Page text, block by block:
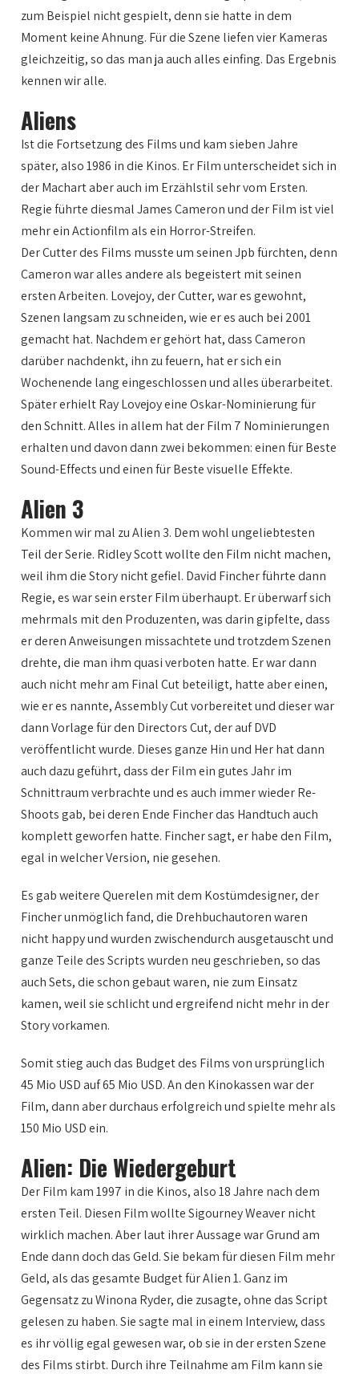
zum Beispiel nicht gespielt, denn sie hatte in dem
Moment keine Ahnung. Für die Szene liefen vier Kameras
gleichzeitig, so das man ja auch alles einfing. Das Ergebnis
kennen wir alle.
Aliens
Ist die Fortsetzung des Films und kam sieben Jahre
später, also 1986 in die Kinos. Er Film unterscheidet sich in
der Machart aber auch im Erzählstil sehr vom Ersten.
Regie führte diesmal James Cameron und der Film ist viel
mehr ein Actionfilm als ein Horror-Streifen.
Der Cutter des Films musste um seinen Jpb fürchten, denn
Cameron war alles andere als begeistert mit seinen
ersten Arbeiten. Lovejoy, der Cutter, war es gewohnt,
Szenen langsam zu schneiden, wie er es auch bei 2001
gemacht hat. Nachdem er gehört hat, dass Cameron
darüber nachdenkt, ihn zu feuern, hat er sich ein
Wochenende lang eingeschlossen und alles überarbeitet.
Später erhielt Ray Lovejoy eine Oskar-Nominierung für
den Schnitt. Alles in allem hat der Film 7 Nominierungen
erhalten und davon dann zwei bekommen: einen für Beste
Sound-Effects und einen für Beste visuelle Effekte.
Alien 3
Kommen wir mal zu Alien 3. Dem wohl ungeliebtesten
Teil der Serie. Ridley Scott wollte den Film nicht machen,
weil ihm die Story nicht gefiel. David Fincher führte dann
Regie, es war sein erster Film überhaupt. Er überwarf sich
mehrmals mit den Produzenten, was darin gipfelte, dass
er deren Anweisungen missachtete und trotzdem Szenen
drehte, die man ihm quasi verboten hatte. Er war dann
auch nicht mehr am Final Cut beteiligt, hatte aber einen,
wie er es nannte, Assembly Cut vorbereitet und dieser war
dann Vorlage für den Directors Cut, der auf DVD
veröffentlicht wurde. Dieses ganze Hin und Her hat dann
auch dazu geführt, dass der Film ein gutes Jahr im
Schnittraum verbrachte und es auch immer wieder Re-
Shoots gab, bei deren Ende Fincher das Handtuch auch
komplett geworfen hatte. Fincher sagt, er habe den Film,
egal in welcher Version, nie gesehen.
Es gab weitere Querelen mit dem Kostümdesigner, der
Fincher unmöglich fand, die Drehbuchautoren waren
nicht happy und wurden zwischendurch ausgetauscht und
ganze Teile des Scripts wurden neu geschrieben, so das
auch Sets, die schon gebaut waren, nie zum Einsatz
kamen, weil sie schlicht und ergreifend nicht mehr in der
Story vorkamen.
Somit stieg auch das Budget des Films von ursprünglich
45 Mio USD auf 65 Mio USD. An den Kinokassen war der
Film, dann aber durchaus erfolgreich und spielte mehr als
150 Mio USD ein.
Alien: Die Wiedergeburt
Der Film kam 1997 in die Kinos, also 18 Jahre nach dem
ersten Teil. Diesen Film wollte Sigourney Weaver nicht
wirklich machen. Aber laut ihrer Aussage war Grund am
Ende dann doch das Geld. Sie bekam für diesen Film mehr
Geld, als das gesamte Budget für Alien 1. Ganz im
Gegensatz zu Winona Ryder, die zusagte, ohne das Script
gelesen zu haben. Sie sagte mal in einem Interview, dass
es ihr völlig egal gewesen war, ob sie in der ersten Szene
des Films stirbt. Durch ihre Teilnahme am Film kann sie